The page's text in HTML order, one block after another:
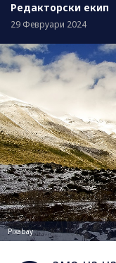
Редакторски екип
29 Февруари 2024
Pixabay